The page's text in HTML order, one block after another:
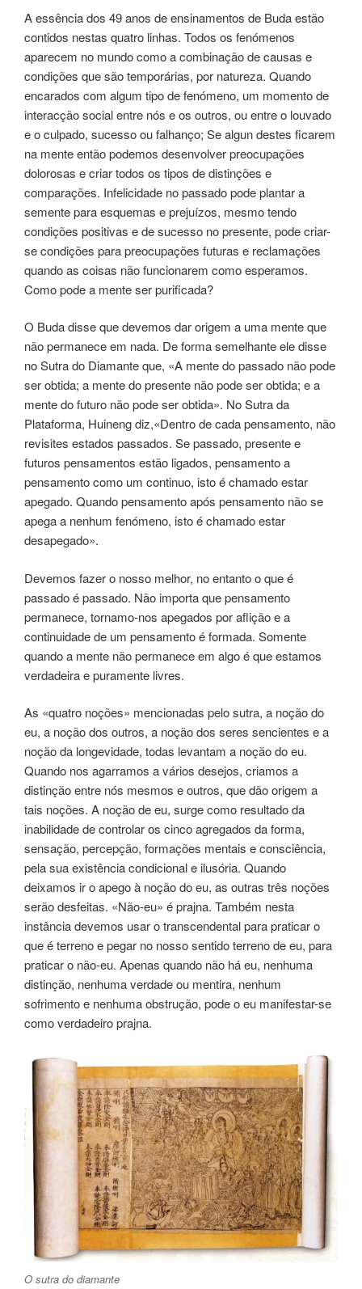
A essência dos 49 anos de ensinamentos de Buda estão
contidos nestas quatro linhas. Todos os fenómenos
aparecem no mundo como a combinação de causas e
condições que são temporárias, por natureza. Quando
encarados com algum tipo de fenómeno, um momento de
interacção social entre nós e os outros, ou entre o louvado
e o culpado, sucesso ou falhanço; Se algun destes ficarem
na mente então podemos desenvolver preocupações
dolorosas e criar todos os tipos de distinções e
comparações. Infelicidade no passado pode plantar a
semente para esquemas e prejuízos, mesmo tendo
condições positivas e de sucesso no presente, pode criar-
se condições para preocupações futuras e reclamações
quando as coisas não funcionarem como esperamos.
Como pode a mente ser purificada?
O Buda disse que devemos dar origem a uma mente que
não permanece em nada. De forma semelhante ele disse
no Sutra do Diamante que, «A mente do passado não pode
ser obtida; a mente do presente não pode ser obtida; e a
mente do futuro não pode ser obtida». No Sutra da
Plataforma, Huineng diz,«Dentro de cada pensamento, não
revisites estados passados. Se passado, presente e
futuros pensamentos estão ligados, pensamento a
pensamento como um continuo, isto é chamado estar
apegado. Quando pensamento após pensamento não se
apega a nenhum fenómeno, isto é chamado estar
desapegado».
Devemos fazer o nosso melhor, no entanto o que é
passado é passado. Não importa que pensamento
permanece, tornamo-nos apegados por aflição e a
continuidade de um pensamento é formada. Somente
quando a mente não permanece em algo é que estamos
verdadeira e puramente livres.
As «quatro noções» mencionadas pelo sutra, a noção do
eu, a noção dos outros, a noção dos seres sencientes e a
noção da longevidade, todas levantam a noção do eu.
Quando nos agarramos a vários desejos, criamos a
distinção entre nós mesmos e outros, que dão origem a
tais noções. A noção de eu, surge como resultado da
inabilidade de controlar os cinco agregados da forma,
sensação, percepção, formações mentais e consciência,
pela sua existência condicional e ilusória. Quando
deixamos ir o apego à noção do eu, as outras três noções
serão desfeitas. «Não-eu» é prajna. Também nesta
instância devemos usar o transcendental para praticar o
que é terreno e pegar no nosso sentido terreno de eu, para
praticar o não-eu. Apenas quando não há eu, nenhuma
distinção, nenhuma verdade ou mentira, nenhum
sofrimento e nenhuma obstrução, pode o eu manifestar-se
como verdadeiro prajna.
O sutra do diamante